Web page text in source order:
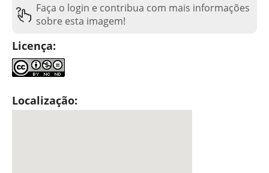
Faça o login e contribua com mais informações
sobre esta imagem!
Licença:
Localização: